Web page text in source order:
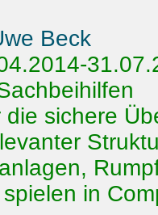
Beck
die sichere
in